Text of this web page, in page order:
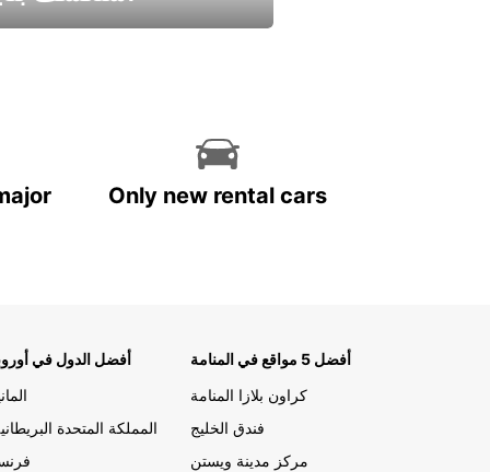
Only new rental cars
أفضل الدول في
المملكة المتحدة
أفضل 5 مواقع في المنامة
كراون بلازا المنامة
فندق الخليج
مركز مدينة ويستن